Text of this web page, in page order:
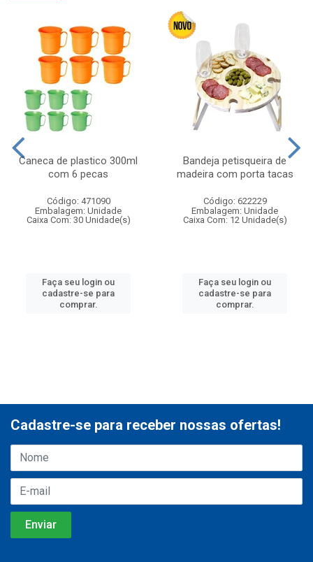
Caneca de plastico 300ml
com 6 pecas
Código: 471090
Embalagem: Unidade
Caixa Com: 30 Unidade(s)
Faça seu login ou
cadastre-se para
comprar.
Bandeja petisqueira de
madeira com porta tacas
Código: 622229
Embalagem: Unidade
Caixa Com: 12 Unidade(s)
Faça seu login ou
cadastre-se para
comprar.
Cadastre-se para receber nossas ofertas!